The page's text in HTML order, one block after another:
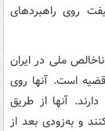
روی راهبردهای
ملی در ایران
است. آنها روی
آنها از طریق
و به‌زودی بعد از